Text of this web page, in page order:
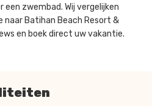
een zwembad. Wij vergelijken
naar Batihan Beach Resort &
en boek direct uw vakantie.